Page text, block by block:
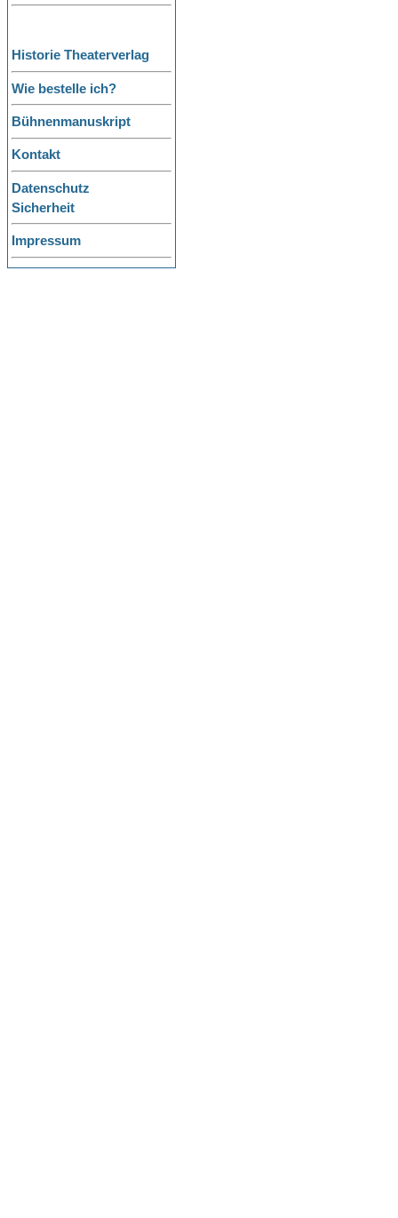
Historie Theaterverlag
Wie bestelle ich?
Bühnenmanuskript
Kontakt
Datenschutz
Sicherheit
Impressum